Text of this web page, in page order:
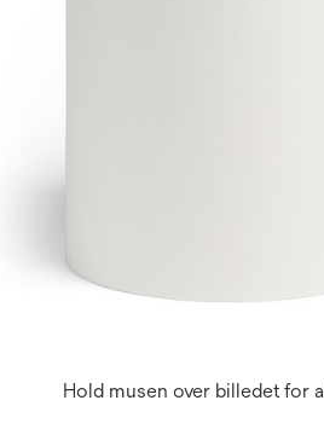
Hold musen over billedet for